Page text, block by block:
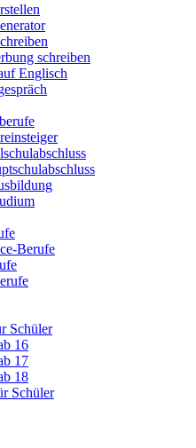
schreiben
Englisch
Berufe
Schüler
16
17
18
Schüler